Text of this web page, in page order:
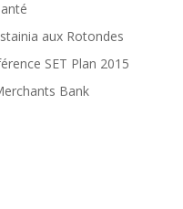
aux Rotondes
SET Plan 2015
Bank